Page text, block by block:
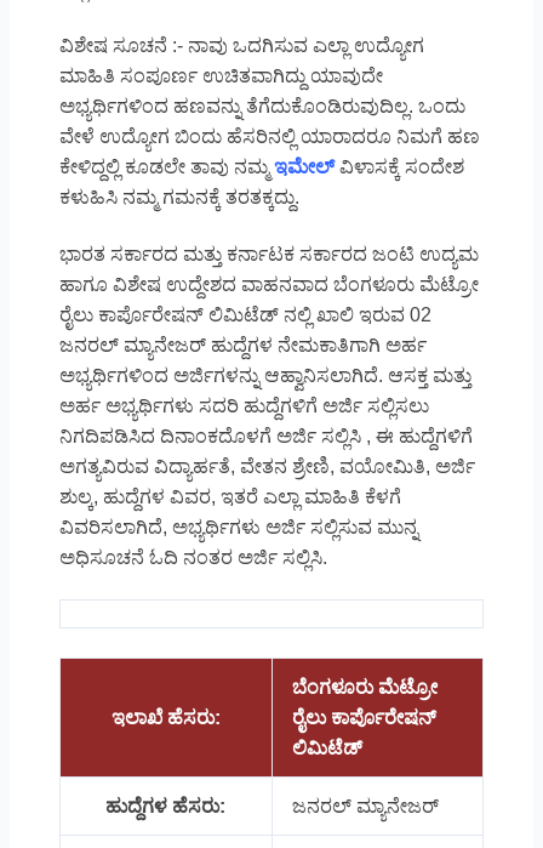
ವಿಶೇಷ ಸೂಚನೆ :- ನಾವು ಒದಗಿಸುವ ಎಲ್ಲಾ ಉದ್ಯೋಗ
ಮಾಹಿತಿ ಸಂಪೂರ್ಣ ಉಚಿತವಾಗಿದ್ದು ಯಾವುದೇ
ಅಭ್ಯರ್ಥಿಗಳಿಂದ ಹಣವನ್ನು ತೆಗೆದುಕೊಂಡಿರುವುದಿಲ್ಲ. ಒಂದು
ವೇಳೆ ಉದ್ಯೋಗ ಬಿಂದು ಹೆಸರಿನಲ್ಲಿ ಯಾರಾದರೂ ನಿಮಗೆ ಹಣ
ಕೇಳಿದ್ದಲ್ಲಿ ಕೂಡಲೇ ತಾವು ನಮ್ಮಇಮೇಲ್ವಿಳಾಸಕ್ಕೆ ಸಂದೇಶ
ಕಳುಹಿಸಿ ನಮ್ಮ ಗಮನಕ್ಕೆ ತರತಕ್ಕದ್ದು.
ಭಾರತ ಸರ್ಕಾರದ ಮತ್ತು ಕರ್ನಾಟಕ ಸರ್ಕಾರದ ಜಂಟಿ ಉದ್ಯಮ
ಹಾಗೂ ವಿಶೇಷ ಉದ್ದೇಶದ ವಾಹನವಾದ ಬೆಂಗಳೂರು ಮೆಟ್ರೋ
ರೈಲು ಕಾರ್ಪೊರೇಷನ್ ಲಿಮಿಟೆಡ್ ನಲ್ಲಿ ಖಾಲಿ ಇರುವ 02
ಜನರಲ್ ಮ್ಯಾನೇಜರ್ ಹುದ್ದೆಗಳ ನೇಮಕಾತಿಗಾಗಿ ಅರ್ಹ
ಅಭ್ಯರ್ಥಿಗಳಿಂದ ಅರ್ಜಿಗಳನ್ನು ಆಹ್ವಾನಿಸಲಾಗಿದೆ. ಆಸಕ್ತ ಮತ್ತು
ಅರ್ಹ ಅಭ್ಯರ್ಥಿಗಳು ಸದರಿ ಹುದ್ದೆಗಳಿಗೆ ಅರ್ಜಿ ಸಲ್ಲಿಸಲು
ನಿಗದಿಪಡಿಸಿದ ದಿನಾಂಕದೊಳಗೆ ಅರ್ಜಿ ಸಲ್ಲಿಸಿ , ಈ ಹುದ್ದೆಗಳಿಗೆ
ಅಗತ್ಯವಿರುವ ವಿದ್ಯಾರ್ಹತೆ, ವೇತನ ಶ್ರೇಣಿ, ವಯೋಮಿತಿ, ಅರ್ಜಿ
ಶುಲ್ಕ, ಹುದ್ದೆಗಳ ವಿವರ, ಇತರೆ ಎಲ್ಲಾ ಮಾಹಿತಿ ಕೆಳಗೆ
ವಿವರಿಸಲಾಗಿದೆ, ಅಭ್ಯರ್ಥಿಗಳು ಅರ್ಜಿ ಸಲ್ಲಿಸುವ ಮುನ್ನ
ಅಧಿಸೂಚನೆ ಓದಿ ನಂತರ ಅರ್ಜಿ ಸಲ್ಲಿಸಿ.
ಇಲಾಖೆ ಹೆಸರು:
ಬೆಂಗಳೂರು ಮೆಟ್ರೋ
ರೈಲು ಕಾರ್ಪೊರೇಷನ್
ಲಿಮಿಟೆಡ್
ಹುದ್ದೆಗಳ ಹೆಸರು: ಜನರಲ್ ಮ್ಯಾನೇಜರ್